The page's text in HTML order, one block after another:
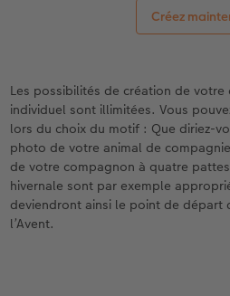
Créez
Les possibilités de création de votre
individuel sont illimitées. Vous
lors du choix du motif : Que diriez-
photo de votre animal de
de votre compagnon à quatre
hivernale sont par exemple
deviendront ainsi le point de départ
l’Avent.